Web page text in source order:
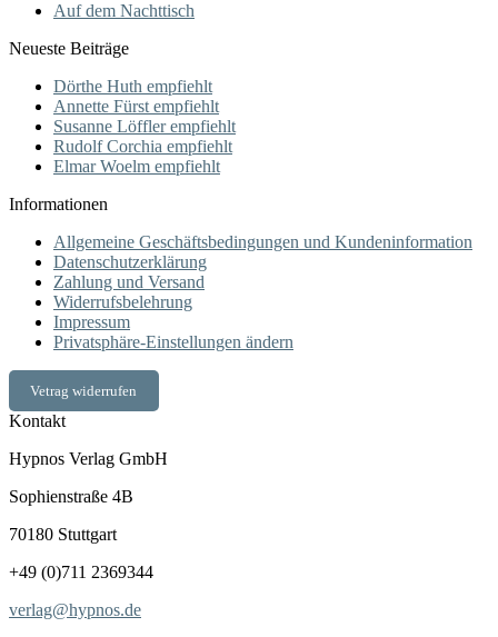
Auf dem Nachttisch
Neueste Beiträge
Dörthe Huth empfiehlt
Annette Fürst empfiehlt
Susanne Löffler empfiehlt
Rudolf Corchia empfiehlt
Elmar Woelm empfiehlt
Informationen
Allgemeine Geschäftsbedingungen und Kundeninformation
Datenschutzerklärung
Zahlung und Versand
Widerrufsbelehrung
Impressum
Privatsphäre-Einstellungen ändern
Vetrag widerrufen
Kontakt
Hypnos Verlag GmbH
Sophienstraße 4B
70180 Stuttgart
+49 (0)711 2369344
verlag@hypnos.de